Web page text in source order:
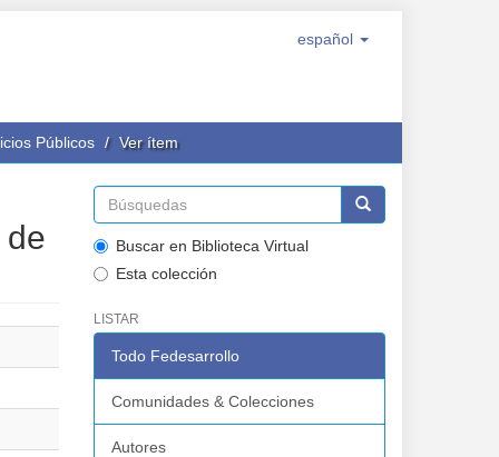
español
Públicos Ver ítem
Buscar en Biblioteca Virtual
Esta colección
LISTAR
Todo Fedesarrollo
Comunidades & Colecciones
Autores